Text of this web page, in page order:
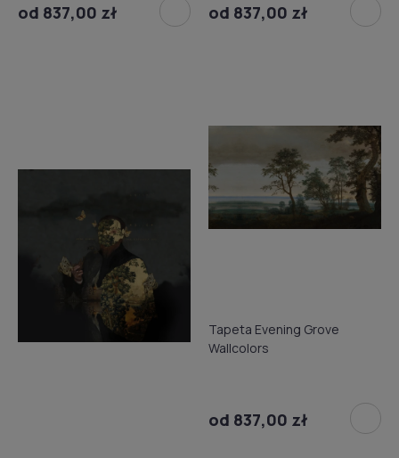
od 837,00 zł od 837,00 zł
Tapeta Evening Grove
Wallcolors
od 837,00 zł